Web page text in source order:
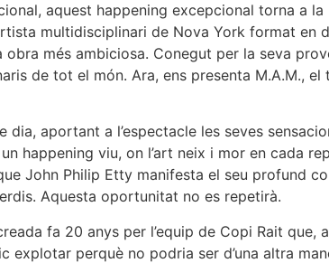
aquest happening excepcional torna a
multidisciplinari de Nova York format en
obra més ambiciosa. Conegut per la seva
de tot el món. Ara, ens presenta M.A.M.,
aportant a l’espectacle les seves
happening viu, on l’art neix i mor en cada
John Philip Etty manifesta el seu profund
Aquesta oportunitat no es repetirà.
fa 20 anys per l’equip de Copi Rait que,
explotar perquè no podria ser d’una altra